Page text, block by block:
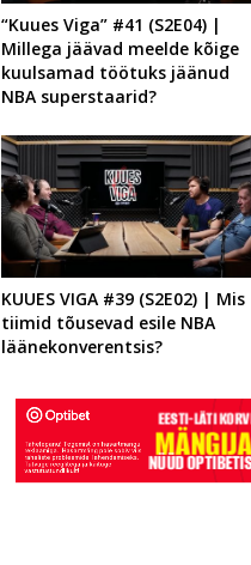
“Kuues Viga” #41 (S2E04) |
Millega jäävad meelde kõige
kuulsamad töötuks jäänud
NBA superstaarid?
KUUES VIGA #39 (S2E02) | Mis
tiimid tõusevad esile NBA
läänekonverentsis?